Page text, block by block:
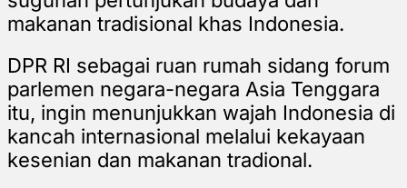
makanan tradisional khas Indonesia.
DPR RI sebagai ruan rumah sidang forum
parlemen negara-negara Asia Tenggara
itu, ingin menunjukkan wajah Indonesia di
kancah internasional melalui kekayaan
kesenian dan makanan tradional.